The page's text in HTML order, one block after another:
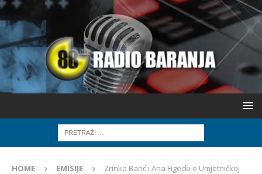
HOME EMISIJE
Zrinka Barić i Ana Figecki o Umjetničkoj